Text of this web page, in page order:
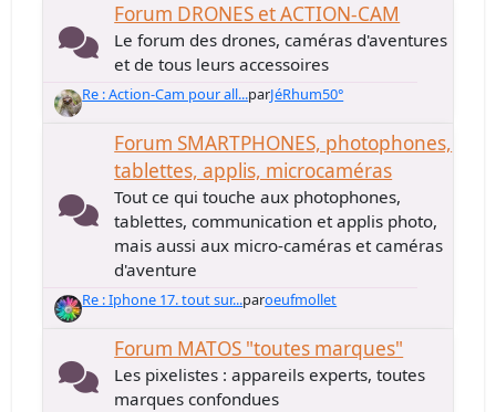
Forum DRONES et ACTION-CAM
Le forum des drones, caméras d'aventures
et de tous leurs accessoires
Re : Action-Cam pour all...parJéRhum50°
Forum SMARTPHONES, photophones,
tablettes, applis, microcaméras
Tout ce qui touche aux photophones,
tablettes, communication et applis photo,
mais aussi aux micro-caméras et caméras
d'aventure
Re : Iphone 17. tout sur...paroeufmollet
Forum MATOS "toutes marques"
Les pixelistes : appareils experts, toutes
marques confondues